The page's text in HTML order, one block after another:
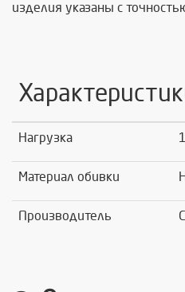
изделия указаны с
Нагрузка
Материал обивки
Производитель